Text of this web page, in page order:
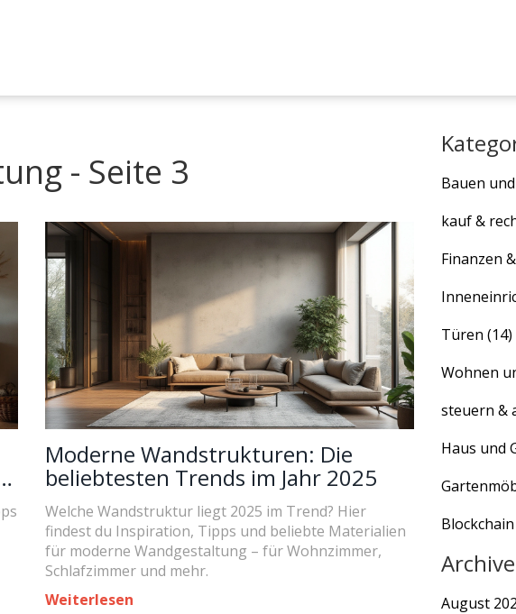
- Seite 3
Moderne Wandstrukturen: Die
beliebtesten Trends im Jahr 2025
Welche Wandstruktur liegt 2025 im Trend? Hier
findest du Inspiration, Tipps und beliebte Materialien
für moderne Wandgestaltung – für Wohnzimmer,
Schlafzimmer und mehr.
Weiterlesen
Bauen
kauf &
Finanzen
Türen (14)
Wohnen
steuern &
Haus und
Archive
August